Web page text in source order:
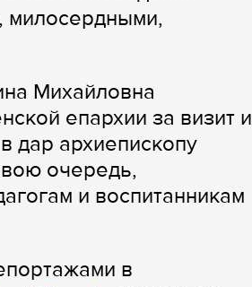
милосердными,
Михайловна
епархии за визит и
дар архиепископу
очередь,
и воспитанникам
в